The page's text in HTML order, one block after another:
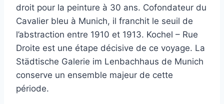
droit pour la peinture à 30 ans. Cofondateur du
Cavalier bleu à Munich, il franchit le seuil de
l’abstraction entre 1910 et 1913. Kochel – Rue
Droite est une étape décisive de ce voyage. La
Städtische Galerie im Lenbachhaus de Munich
conserve un ensemble majeur de cette
période.